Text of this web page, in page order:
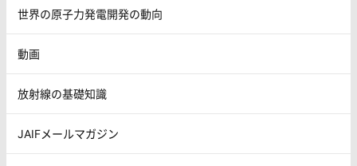
世界の原子力発電開発の動向
動画
放射線の基礎知識
JAIFメールマガジン